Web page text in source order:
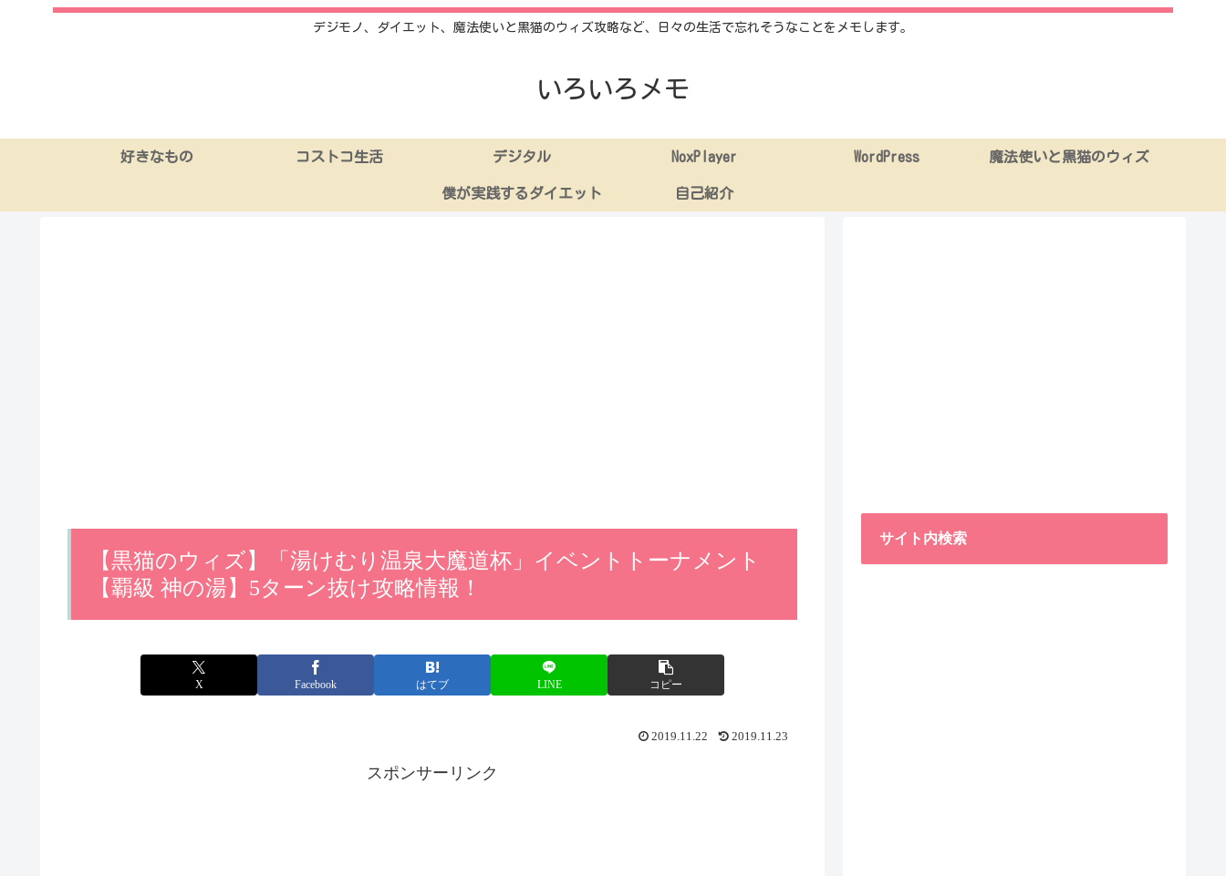
デジモノ、ダイエット、魔法使いと黒猫のウィズ攻略など、日々の生活で忘れそうなことをメモします。
いろいろメモ
好きなもの コストコ生活 デジタル NoxPlayer WordPress 魔法使いと黒猫のウィズ
僕が実践するダイエット 自己紹介
【黒猫のウィズ】「湯けむり温泉大魔道杯」イベントトーナメント
【覇級 神の湯】5ターン抜け攻略情報！
X Facebook はてブ LINE コピー
2019.11.22 2019.11.23
スポンサーリンク
サイト内検索